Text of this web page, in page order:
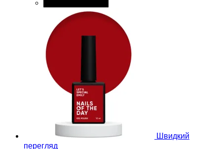
Швидкий
перегляд